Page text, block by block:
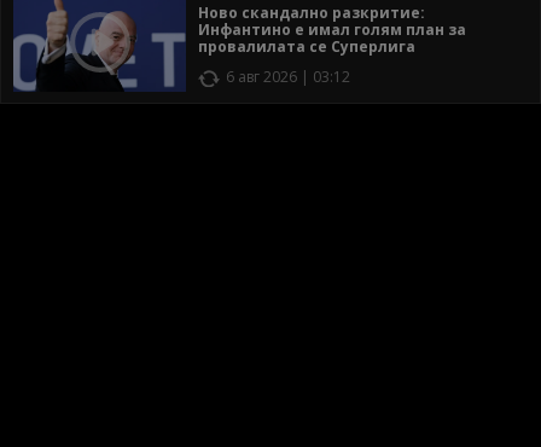
Ново скандално разкритие:
Инфантино е имал голям план за
провалилата се Суперлига
6 авг 2026 | 03:12